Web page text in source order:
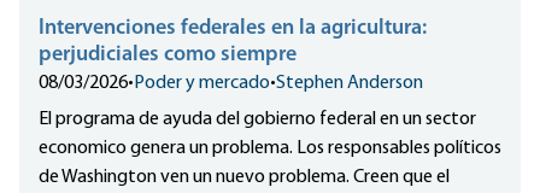
Intervenciones federales en la agricultura:
perjudiciales como siempre
08/03/2026•Poder y mercado•Stephen Anderson
El programa de ayuda del gobierno federal en un sector
economico genera un problema. Los responsables políticos
de Washington ven un nuevo problema. Creen que el